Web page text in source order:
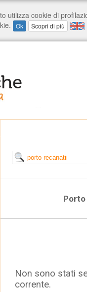
Non sono stati
corrente.